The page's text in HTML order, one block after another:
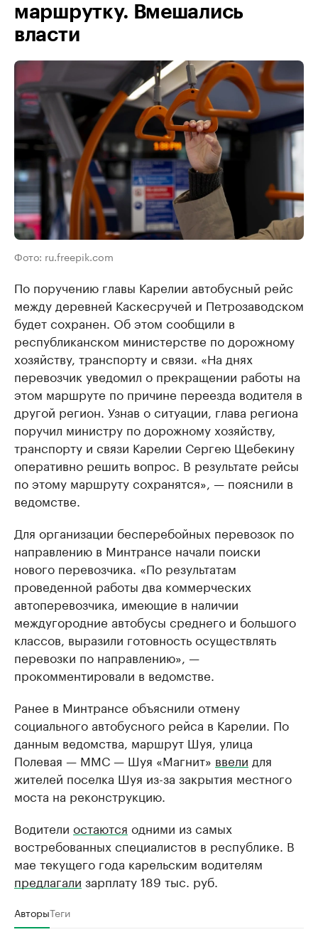
маршрутку. Вмешались
власти
Фото: ru.freepik.com
По поручению главы Карелии автобусный рейс
между деревней Каскесручей и Петрозаводском
будет сохранен. Об этом сообщили в
республиканском министерстве по дорожному
хозяйству, транспорту и связи. «На днях
перевозчик уведомил о прекращении работы на
этом маршруте по причине переезда водителя в
другой регион. Узнав о ситуации, глава региона
поручил министру по дорожному хозяйству,
транспорту и связи Карелии Сергею Щебекину
оперативно решить вопрос. В результате рейсы
по этому маршруту сохранятся», — пояснили в
ведомстве.
Для организации бесперебойных перевозок по
направлению в Минтрансе начали поиски
нового перевозчика. «По результатам
проведенной работы два коммерческих
автоперевозчика, имеющие в наличии
междугородние автобусы среднего и большого
классов, выразили готовность осуществлять
перевозки по направлению», —
прокомментировали в ведомстве.
Ранее в Минтрансе объяснили отмену
социального автобусного рейса в Карелии. По
данным ведомства, маршрут Шуя, улица
Полевая — ММС — Шуя «Магнит» ввели для
жителей поселка Шуя из-за закрытия местного
моста на реконструкцию.
Водители остаются одними из самых
востребованных специалистов в республике. В
мае текущего года карельским водителям
предлагали зарплату 189 тыс. руб.
АвторыТеги